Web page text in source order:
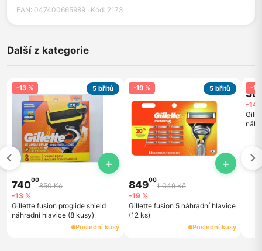
EAN: 047400665989 · Kód: 2173
Další z kategorie
-13 % 5 břitů
+
74000
850 Kč
-13 %
Gillette fusion proglide shield
náhradní hlavice (8 kusy)
Poslední kusy
-19 % 5 břitů
+
84900
1 049 Kč
-19 %
Gillette fusion 5 náhradní hlavice
(12 ks)
Poslední kusy
-14
-14